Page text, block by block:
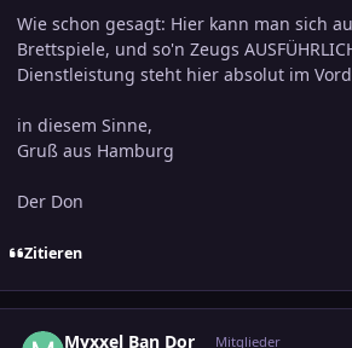
Wie schon gesagt: Hier kann man sich
Brettspiele, und so'n Zeugs
Dienstleistung steht hier absolut im
in diesem Sinne,
Gruß aus Hamburg
Der Don
Zitieren
Myxxel Ban Dor Mitglieder